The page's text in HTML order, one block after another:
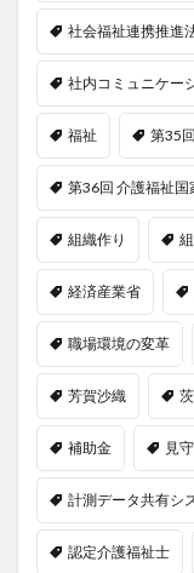
社会福祉連携推進
社内コミュニケー
福祉 第35
第36回 介護福祉国
組織作り
経済産業省
職場環境の変革
芳賀沙織
補助金 見
計測データ共有シ
認定介護福祉士